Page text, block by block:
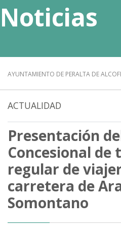
Noticias
AYUNTAMIENTO DE PERALTA DE
ACTUALIDAD
Presentación
Concesional
regular de
carretera de
Somontano